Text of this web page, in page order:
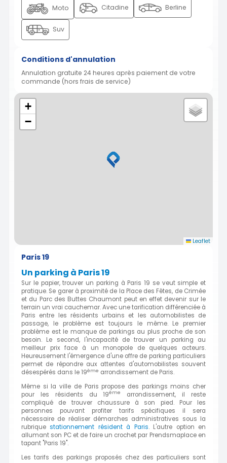
Moto Citadine Berline
Suv
Conditions d'annulation
Annulation gratuite 24 heures après paiement de votre
commande (hors frais de service)
+
−
Leaflet
Paris 19
Un parking à Paris 19
Sur le papier, trouver un parking à Paris 19 se veut simple et
pratique. Se garer à proximité de la Place des Fêtes, de Crimée
et du Parc des Buttes Chaumont peut en effet devenir sur le
terrain un vrai cauchemar. Avec une tarification différenciée à
Paris entre les résidents urbains et les automobilistes de
passage, le problème est toujours le même. Le premier
problème est le manque de parkings au plus proche de son
besoin. Le second, l'incapacité de trouver un parking au
meilleur prix face à un monopole de quelques acteurs.
Heureusement l'émergence d'une offre de parking particuliers
permet de répondre aux attentes d'automobilistes souvent
désespérés dans le 19ème arrondissement de Paris.
Même si la ville de Paris propose des parkings moins cher
pour les résidents du 19ème
arrondissement, il reste
compliqué de trouver chaussure à son pied. Pour les
personnes pouvant profiter tarifs spécifiques il sera
nécessaire de réaliser démarches administratives sous la
rubriquestationnement résident à Paris. L'autre option en
allumant son PC et de faire un crochet par Prendsmaplace en
tapant "Paris 19".
Les tarifs des parkings proposés chez des particuliers sont